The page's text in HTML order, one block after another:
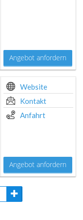
Angebot anfordern
Website
Kontakt
Anfahrt
Angebot anfordern